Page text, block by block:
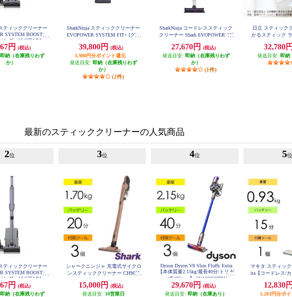
ティッククリーナー
SYSTEM BOOST+
ンダー] LC751JLV
円
(税込)
即納（在庫残りわず
か）
SharkNinja スティッククリーナー
EVOPOWER SYSTEM FIT+ [グレ
39,800円
(税込)
3,980円分ポイント還元
発送目安: 即納（在庫残りわず
か）
(2件)
SharkNinja コードレススティック
クリーナー Shark EVOPOWER SY
27,670円
(税込)
発送目安: 即納（在庫残りわず
か）
(1件)
日立 スティック
かるスティック
32,780円
発送目安: 即納
最新のスティッククリーナーの人気商品
2位
ティッククリーナー
SYSTEM BOOST+
ンダー] LC751JLV
円
(税込)
即納（在庫残りわず
3位
シャークニンジャ 充電式サイクロ
ンスティッククリーナー CH966J
ス/ライトコーラル】 CH966JLC
15,000円
(税込)
発送目安: 10営業日
4位
Dyson Dyson V8 Slim Fluffy Extra
【本体質量2.15kg/最長40分/トリガ
ー式/ブルー】 SV10KEXTBU
29,670円
(税込)
発送目安: 即納（在庫あり）
5位
マキタ スティッ
ita【コードレス/
12,830円
1,283円分ポ